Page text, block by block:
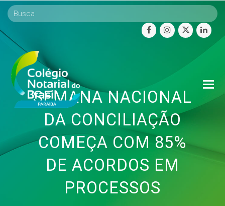
facebookinstagram
twitter
SEMANA NACIONAL
DA CONCILIAÇÃO
COMEÇA COM 85%
DE ACORDOS EM
PROCESSOS